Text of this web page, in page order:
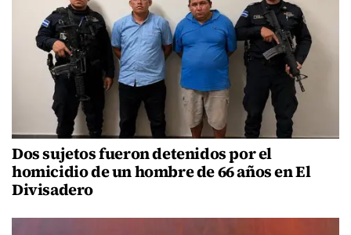
Dos sujetos fueron detenidos por el
homicidio de un hombre de 66 años en El
Divisadero